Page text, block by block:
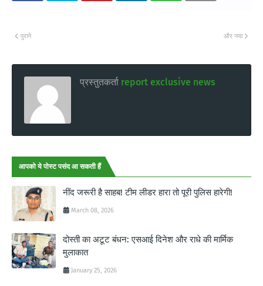
और नया
पुराने
प्रस्तुतकर्ता report exclusive news
आपको ये पोस्ट पसंद आ सकती हैं
नींद जरूरी है साहब! टीम लीडर हारा तो पूरी पुलिस हारेगी!
March 08, 2026
दोस्ती का अटूट बंधन: एसआई दिनेश और राधे की मार्मिक
मुलाकात
January 25, 2026